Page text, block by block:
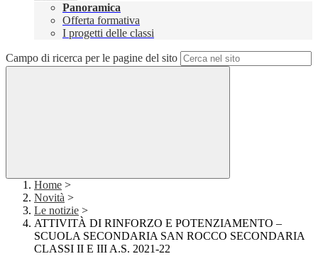
Panoramica
Offerta formativa
I progetti delle classi
Campo di ricerca per le pagine del sito
Home >
Novità >
Le notizie >
ATTIVITÀ DI RINFORZO E POTENZIAMENTO –
SCUOLA SECONDARIA SAN ROCCO SECONDARIA
CLASSI II E III A.S. 2021-22